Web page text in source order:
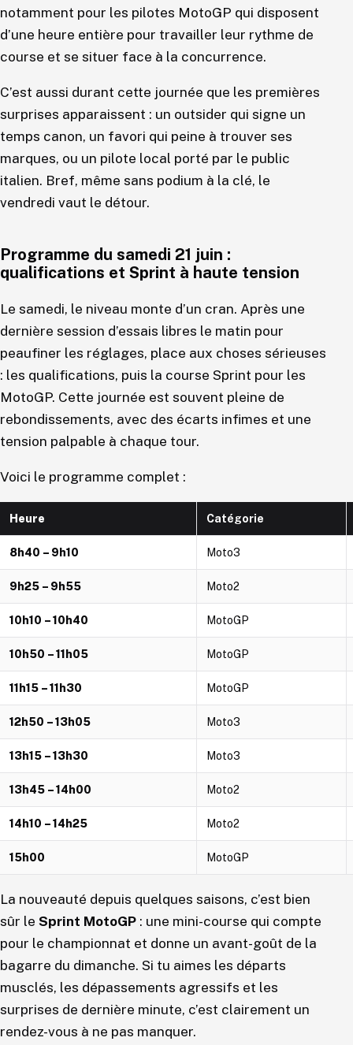
notamment pour les pilotes MotoGP qui disposent
d’une heure entière pour travailler leur rythme de
course et se situer face à la concurrence.
C’est aussi durant cette journée que les premières
surprises apparaissent : un outsider qui signe un
temps canon, un favori qui peine à trouver ses
marques, ou un pilote local porté par le public
italien. Bref, même sans podium à la clé, le
vendredi vaut le détour.
Programme du samedi 21 juin :
qualifications et Sprint à haute tension
Le samedi, le niveau monte d’un cran. Après une
dernière session d’essais libres le matin pour
peaufiner les réglages, place aux choses sérieuses
: les qualifications, puis la course Sprint pour les
MotoGP. Cette journée est souvent pleine de
rebondissements, avec des écarts infimes et une
tension palpable à chaque tour.
Voici le programme complet :
Heure Catégorie
8h40 – 9h10 Moto3
9h25 – 9h55 Moto2
10h10 – 10h40 MotoGP
10h50 – 11h05 MotoGP
11h15 – 11h30 MotoGP
12h50 – 13h05 Moto3
13h15 – 13h30 Moto3
13h45 – 14h00 Moto2
14h10 – 14h25 Moto2
15h00 MotoGP
La nouveauté depuis quelques saisons, c’est bien
sûr le Sprint MotoGP : une mini-course qui compte
pour le championnat et donne un avant-goût de la
bagarre du dimanche. Si tu aimes les départs
musclés, les dépassements agressifs et les
surprises de dernière minute, c’est clairement un
rendez-vous à ne pas manquer.